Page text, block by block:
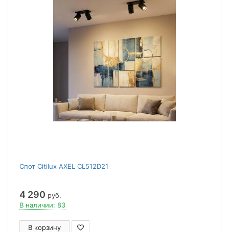
Спот Citilux AXEL CL512D21
4 290 руб.
В наличии: 83
В корзину